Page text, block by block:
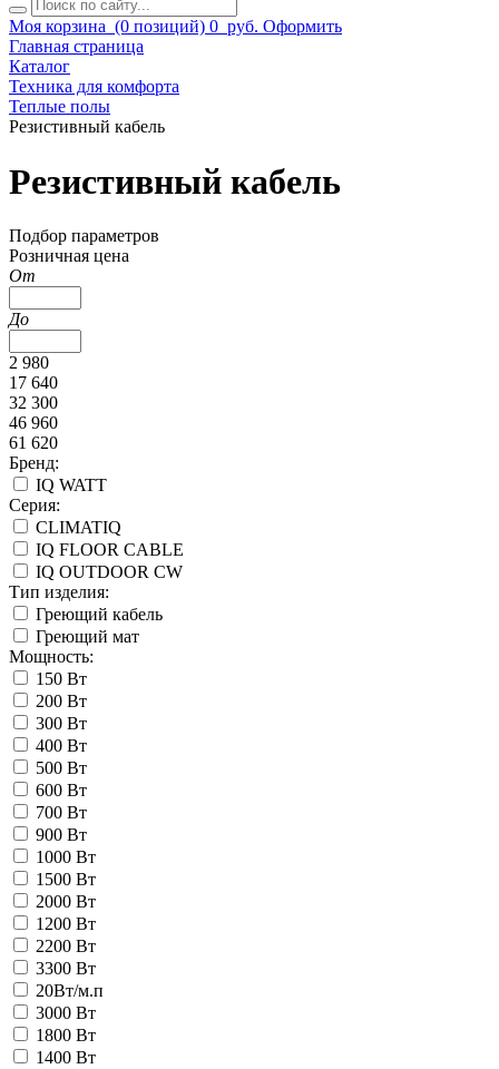
Моя корзина (0 позиций) 0 руб. Оформить
Главная страница
Каталог
Техника для комфорта
Теплые полы
Резистивный кабель
Резистивный кабель
Подбор параметров
Розничная цена
От
До
2 980
17 640
32 300
46 960
61 620
Бренд:
IQ WATT
Серия:
CLIMATIQ
IQ FLOOR CABLE
IQ OUTDOOR CW
Тип изделия:
Греющий кабель
Греющий мат
Мощность:
150 Вт
200 Вт
300 Вт
400 Вт
500 Вт
600 Вт
700 Вт
900 Вт
1000 Вт
1500 Вт
2000 Вт
1200 Вт
2200 Вт
3300 Вт
20Вт/м.п
3000 Вт
1800 Вт
1400 Вт